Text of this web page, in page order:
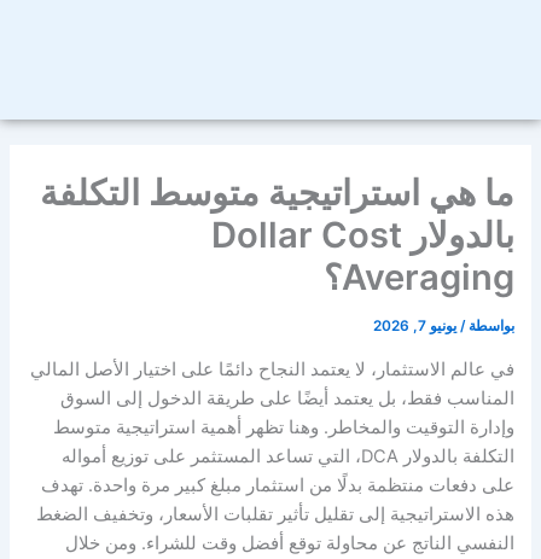
ما هي استراتيجية متوسط التكلفة
بالدولار Dollar Cost
Averaging؟
بواسطة/يونيو 7, 2026
في عالم الاستثمار، لا يعتمد النجاح دائمًا على اختيار الأصل المالي
المناسب فقط، بل يعتمد أيضًا على طريقة الدخول إلى السوق
وإدارة التوقيت والمخاطر. وهنا تظهر أهمية استراتيجية متوسط
التكلفة بالدولار DCA، التي تساعد المستثمر على توزيع أمواله
على دفعات منتظمة بدلًا من استثمار مبلغ كبير مرة واحدة. تهدف
هذه الاستراتيجية إلى تقليل تأثير تقلبات الأسعار، وتخفيف الضغط
النفسي الناتج عن محاولة توقع أفضل وقت للشراء. ومن خلال